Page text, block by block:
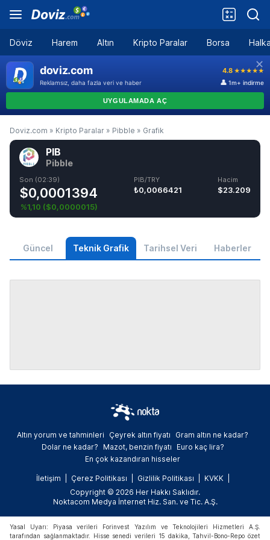
Döviz Harem Altın Kripto Paralar Borsa
Doviz.com » Kripto Paralar » Pibble » Grafik
PIB
Pibble
Son (02:39)
$0,0001394
%1,10 ($0,0000015)
PIB/TRY
₺0,0066421
Hacim
$23.209
Güncel Teknik Grafik Tarihsel Veri Haberler
Altın yorum ve tahminleri Çeyrek altın fiyatı
Gram altın ne kadar?
Dolar ne kadar?
Mazot, benzin fiyatı
Euro kaç lira?
En çok kazandıran hisseler
İletişim Çerez Politikası Gizlilik Politikası
KVKK
Copyright © 2026 Her Hakkı Saklıdır.
Noktacom Medya İnternet Hiz. San. ve Tic. A.Ş.
Yasal Uyarı: Piyasa verileri Forinvest Yazılım ve Teknolojileri Hizmetleri A.Ş.
tarafından sağlanmaktadır. Hisse senedi verileri 15 dakika, Tahvil-Bono-Repo özet